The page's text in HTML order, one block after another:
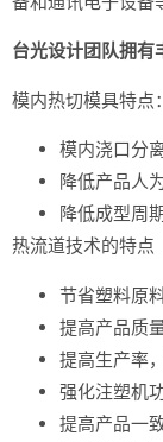
台光设计团队拥有
模内热切模具特点：
模内浇口分
降低产品人
降低成型周
热流道技术的特点
节省塑料原
提高产品质
提高生产率
强化注塑机
提高产品一